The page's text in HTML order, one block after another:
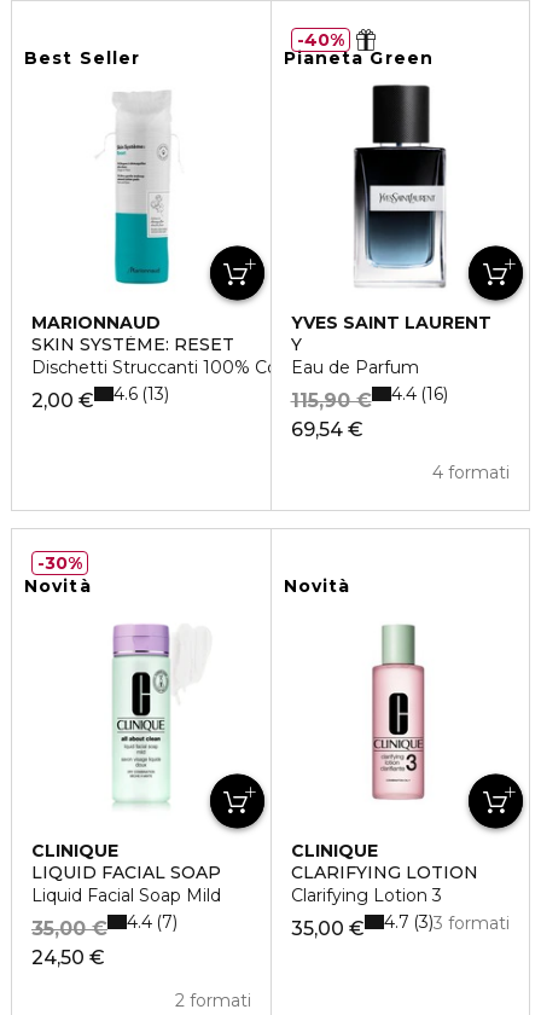
Best Seller
MARIONNAUD
SKIN SYSTÈME: RESET
Dischetti Struccanti 100% Cotone
2,00 € 4.6 13
Pianeta Green
YVES SAINT LAURENT
Y
Eau de Parfum
69,54 €
115,90 €
4 formati
4.4 16
40%
Novità
CLINIQUE
LIQUID FACIAL SOAP
Liquid Facial Soap Mild
24,50 €
35,00 €
2 formati
4.4 7
30%
Novità
CLINIQUE
CLARIFYING LOTION
Clarifying Lotion 3
35,00 € 3 formati
4.7 3